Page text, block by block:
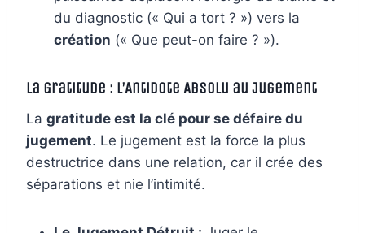
du diagnostic (« Qui a tort ? ») vers la
création (« Que peut-on faire ? »).
La Gratitude : L’Antidote Absolu au Jugement
La gratitude est la clé pour se défaire du
jugement. Le jugement est la force la plus
destructrice dans une relation, car il crée des
séparations et nie l’intimité.